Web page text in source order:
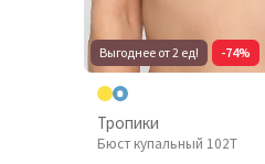
Выгоднее от 2 ед! -74%
Тропики
Бюст купальный 102T